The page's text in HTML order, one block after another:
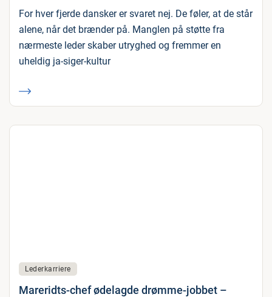
For hver fjerde dansker er svaret nej. De føler, at de står
alene, når det brænder på. Manglen på støtte fra
nærmeste leder skaber utryghed og fremmer en
uheldig ja-siger-kultur
Lederkarriere
Mareridts-chef ødelagde drømme-jobbet –